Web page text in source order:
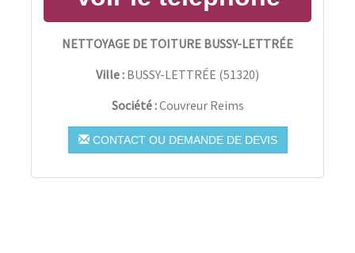
NETTOYAGE DE TOITURE BUSSY-LETTRÉE
Ville : BUSSY-LETTRÉE (51320)
Société :Couvreur Reims
CONTACT OU DEMANDE DE DEVIS